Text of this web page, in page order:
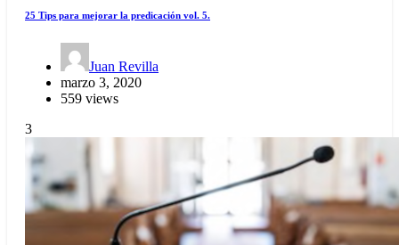
25 Tips para mejorar la predicación vol. 5.
Juan Revilla
marzo 3, 2020
559 views
3